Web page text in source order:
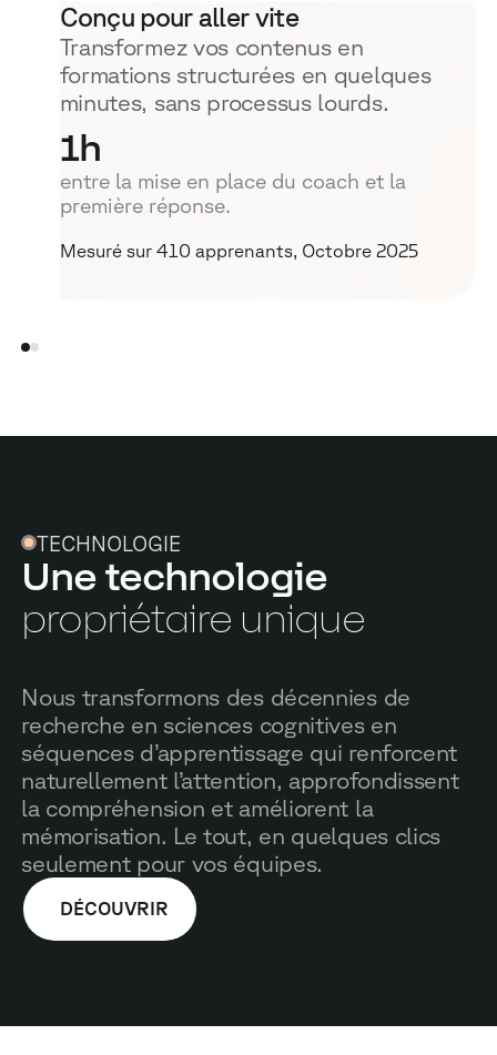
Conçu pour aller vite
Transformez vos contenus en
formations structurées en quelques
minutes, sans processus lourds.
1h
entre la mise en place du coach et la
première réponse.
Mesuré sur 410 apprenants, Octobre 2025
TECHNOLOGIE
Une technologie
propriétaire unique
Nous transformons des décennies de
recherche en sciences cognitives en
séquences d’apprentissage qui renforcent
naturellement l’attention, approfondissent
la compréhension et améliorent la
mémorisation. Le tout, en quelques clics
seulement pour vos équipes.
DÉCOUVRIR